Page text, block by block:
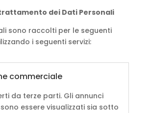
dei Dati Personali
sono raccolti per le seguenti
i seguenti servizi:
commerciale
da terze parti. Gli annunci
essere visualizzati sia sotto